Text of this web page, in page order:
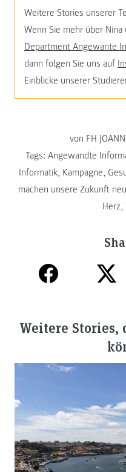
Weitere Stories unserer
Wenn Sie mehr über
Department Angewante
dann folgen Sie uns auf
Einblicke unserer
von FH
Tags: Angewandte
Informatik, Kampagne,
machen unsere Zukunft neu
Herz,
Weitere